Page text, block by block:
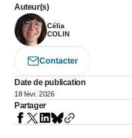
Auteur(s)
Célia
COLIN
Contacter
Date de publication
18 févr. 2026
Partager